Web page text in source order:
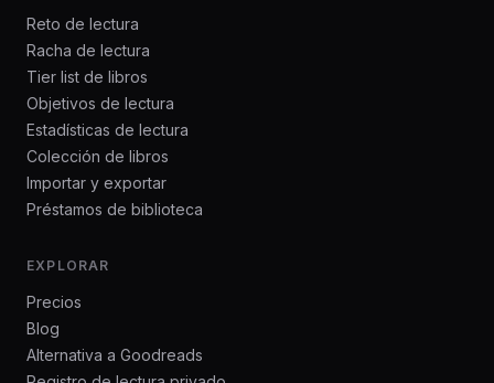
Reto de lectura
Racha de lectura
Tier list de libros
Objetivos de lectura
Estadísticas de lectura
Colección de libros
Importar y exportar
Préstamos de biblioteca
EXPLORAR
Precios
Blog
Alternativa a Goodreads